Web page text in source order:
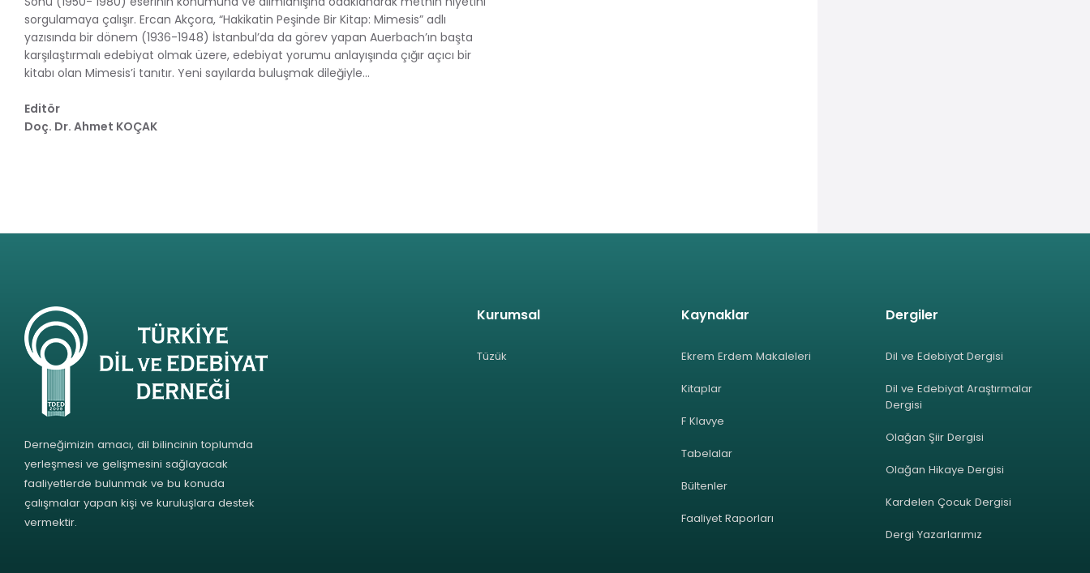
sorgulamaya çalışır. Ercan Akçora, “Hakikatin Peşinde Bir Kitap: Mimesis” adlı
yazısında bir dönem (1936-1948) İstanbul’da da görev yapan Auerbach’ın başta
karşılaştırmalı edebiyat olmak üzere, edebiyat yorumu anlayışında çığır açıcı bir
kitabı olan Mimesis’i tanıtır. Yeni sayılarda buluşmak dileğiyle…
Editör
Doç. Dr. Ahmet KOÇAK
Derneğimizin amacı, dil bilincinin toplumda
yerleşmesi ve gelişmesini sağlayacak
faaliyetlerde bulunmak ve bu konuda
çalışmalar yapan kişi ve kuruluşlara destek
vermektir.
Kurumsal
Tüzük
Kaynaklar
Ekrem Erdem Makaleleri
Kitaplar
F Klavye
Tabelalar
Bültenler
Faaliyet Raporları
Dergiler
Dil ve Edebiyat Dergisi
Dil ve Edebiyat Araştırmalar
Dergisi
Olağan Şiir Dergisi
Olağan Hikaye Dergisi
Kardelen Çocuk Dergisi
Dergi Yazarlarımız